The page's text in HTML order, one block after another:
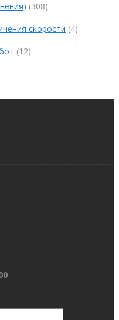
(308)
скорости (4)
(12)